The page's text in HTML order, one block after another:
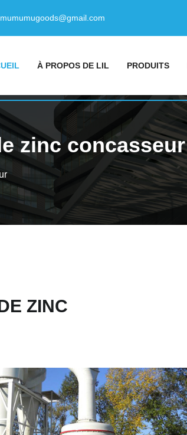
mumumugoods@gmail.com
À PROPOS DE LIL PRODUITS
zinc concasseur
ZINC